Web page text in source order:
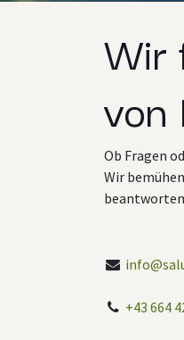
Wir
von
Ob Fragen
Wir
+43 664